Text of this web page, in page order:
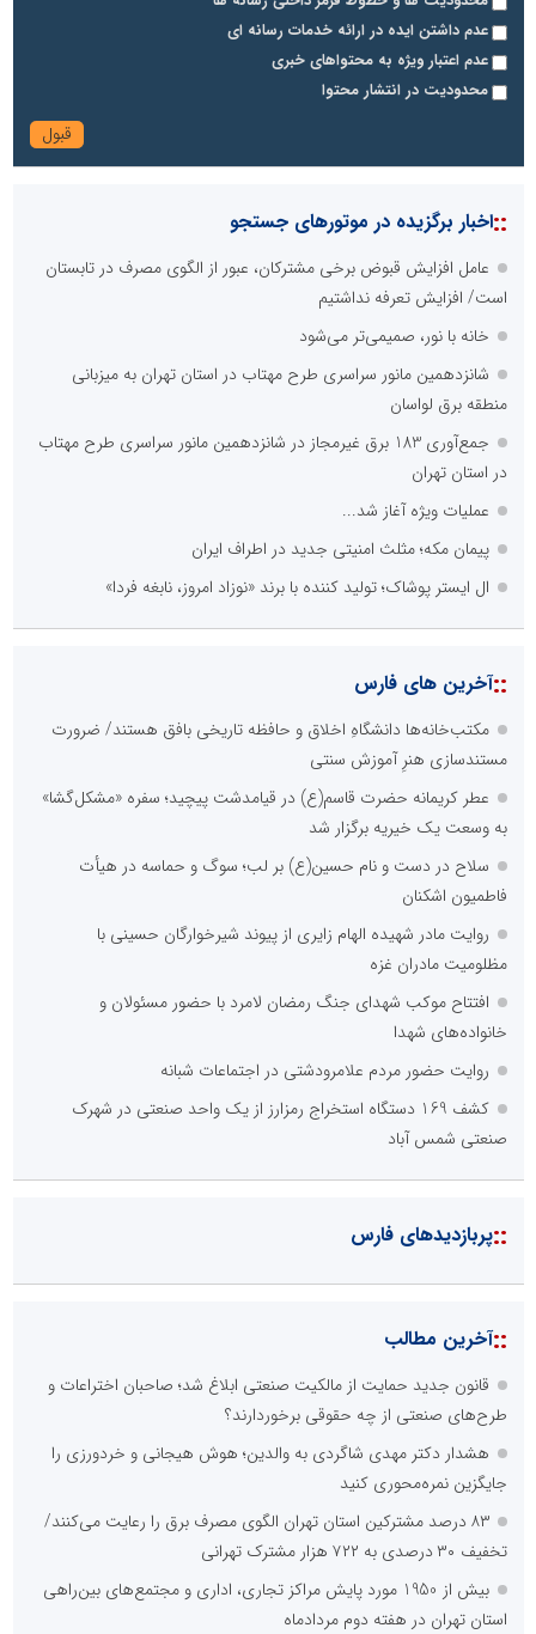
عدم داشتن ایده در ارائه خدمات رسانه ای
عدم اعتبار ویژه به محتواهای خبری
محدودیت در انتشار محتوا
::اخبار برگزیده در موتورهای جستجو
عامل افزایش قبوض برخی مشترکان، عبور از الگوی مصرف در تابستان
است/ افزایش تعرفه نداشتیم
خانه با نور، صمیمی‌تر می‌شود
شانزدهمین مانور سراسری طرح مهتاب در استان تهران به میزبانی
منطقه برق لواسان
جمع‌آوری 183 برق غیرمجاز در شانزدهمین مانور سراسری طرح مهتاب
در استان تهران
عملیات ویژه آغاز شد...
پیمان مکه؛ مثلث امنیتی جدید در اطراف ایران
ال ایستر پوشاک؛ تولید کننده با برند «نوزاد امروز، نابغه فردا»
::آخرین های فارس
مکتب‌خانه‌ها دانشگاهِ اخلاق و حافظه تاریخی بافق هستند/ ضرورت
مستندسازی هنرِ آموزش سنتی
عطر کریمانه حضرت قاسم(ع) در قیامدشت پیچید؛ سفره «مشکل‌گشا»
به وسعت یک خیریه برگزار شد
سلاح در دست و نام حسین(ع) بر لب؛ سوگ و حماسه در هیأت
فاطمیون اشکنان
روایت مادر شهیده الهام زایری از پیوند شیرخوارگان حسینی با
مظلومیت مادران غزه
افتتاح موکب شهدای جنگ رمضان لامرد با حضور مسئولان و
خانواده‌های شهدا
روایت حضور مردم علامرودشتی در اجتماعات شبانه
کشف 169 دستگاه استخراج رمزارز از یک واحد صنعتی در شهرک
صنعتی شمس آباد
::پربازدیدهای فارس
::آخرین مطالب
قانون جدید حمایت از مالکیت صنعتی ابلاغ شد؛ صاحبان اختراعات و
طرح‌های صنعتی از چه حقوقی برخوردارند؟
هشدار دکتر مهدی شاگردی به والدین؛ هوش هیجانی و خردورزی را
جایگزین نمره‌محوری کنید
۸۳ درصد مشترکین استان تهران الگوی مصرف برق را رعایت می‌کنند/
تخفیف ۳۰ درصدی به ۷۲۲ هزار مشترک تهرانی
بیش از 1950 مورد پایش مراکز تجاری، اداری و مجتمع‌های بین‌راهی
استان تهران در هفته دوم مردادماه